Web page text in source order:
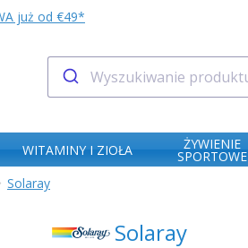
już od €49*
WITAMINY I ZIOŁA ŻYWIENIE
SPORTOWE
Solaray
Solaray